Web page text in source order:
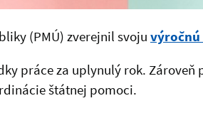
(PMÚ) zverejnil svoju výročnú
práce za uplynulý rok.
štátnej pomoci.